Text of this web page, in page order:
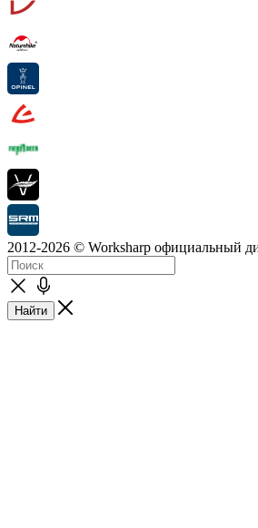
2012-2026 © Worksharp официальный
Найти